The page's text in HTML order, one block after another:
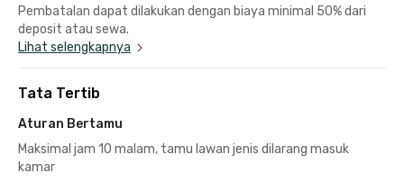
Pembatalan dapat dilakukan dengan biaya minimal 50% dari
deposit atau sewa.
Lihat selengkapnya
Tata Tertib
Aturan Bertamu
Maksimal jam 10 malam, tamu lawan jenis dilarang masuk
kamar